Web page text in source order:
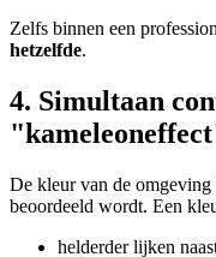
Zelfs binnen een
hetzelfde.
4. Simultaan
De kleur van de
beoordeeld wordt. Een
helderder lijken